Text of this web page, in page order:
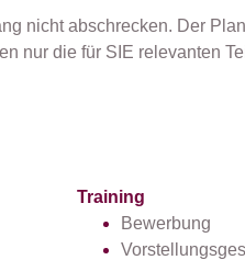
nicht abschrecken. Der
nur die für SIE relevanten
Training
Bewerbung